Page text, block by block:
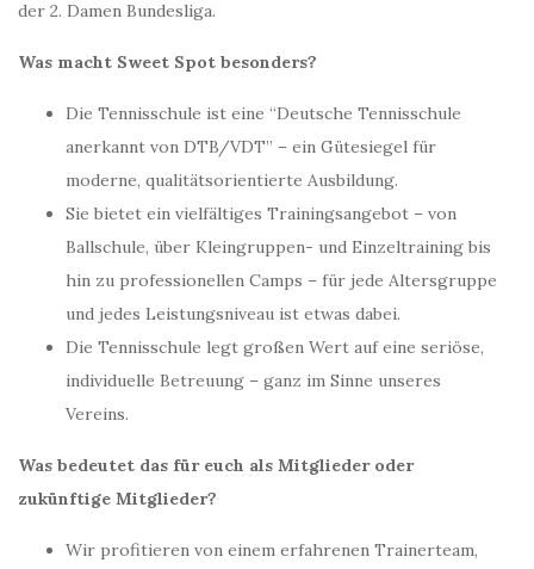
der 2. Damen Bundesliga.
Was macht Sweet Spot besonders?
Die Tennisschule ist eine “Deutsche Tennisschule
anerkannt von DTB/VDT” – ein Gütesiegel für
moderne, qualitätsorientierte Ausbildung.
Sie bietet ein vielfältiges Trainingsangebot – von
Ballschule, über Kleingruppen- und Einzeltraining bis
hin zu professionellen Camps – für jede Altersgruppe
und jedes Leistungsniveau ist etwas dabei.
Die Tennisschule legt großen Wert auf eine seriöse,
individuelle Betreuung – ganz im Sinne unseres
Vereins.
Was bedeutet das für euch als Mitglieder oder
zukünftige Mitglieder?
Wir profitieren von einem erfahrenen Trainerteam,